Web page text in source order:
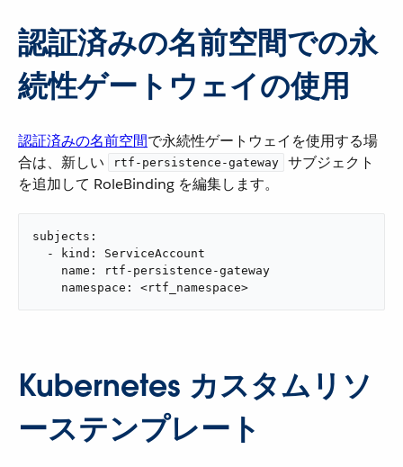
認証済みの名前空間での永
続性ゲートウェイの使用
認証済みの名前空間​で永続性ゲートウェイを使用する場
合は、新しい ​
rtf-persistence-gateway
​ サブジェクト
を追加して RoleBinding を編集します。
subjects:
  - kind: ServiceAccount
    name: rtf-persistence-gateway
    namespace: <rtf_namespace>
Kubernetes カスタムリソ
ーステンプレート